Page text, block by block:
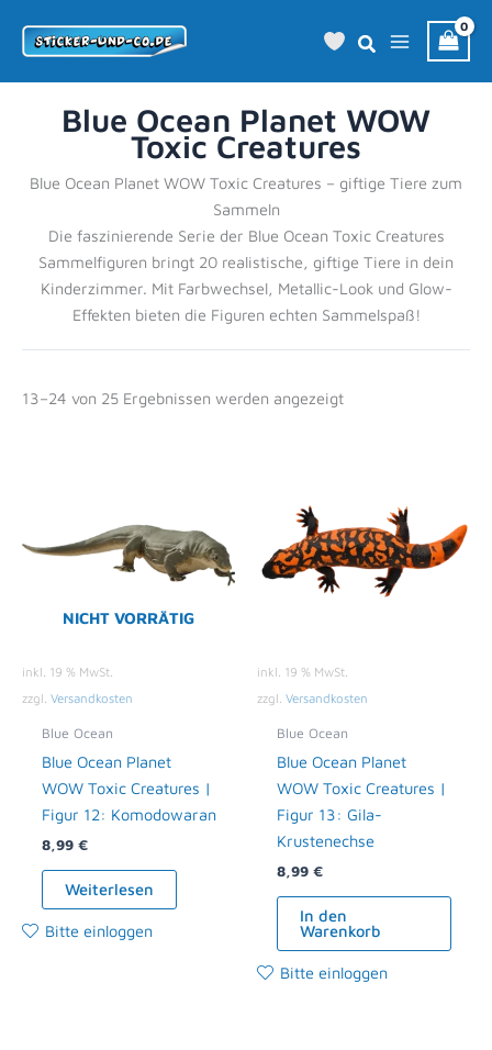
Inhalt
Blue Ocean Planet WOW
Toxic Creatures
Blue Ocean Planet WOW Toxic Creatures – giftige Tiere zum
Sammeln
Die faszinierende Serie der Blue Ocean Toxic Creatures
Sammelfiguren bringt 20 realistische, giftige Tiere in dein
Kinderzimmer. Mit Farbwechsel, Metallic-Look und Glow-
Effekten bieten die Figuren echten Sammelspaß!
13–24 von 25 Ergebnissen werden angezeigt
NICHT VORRÄTIG
inkl. 19 % MwSt.
zzgl. Versandkosten
Blue Ocean
Blue Ocean Planet
WOW Toxic Creatures |
Figur 12: Komodowaran
8,99 €
Weiterlesen
Bitte einloggen
inkl. 19 % MwSt.
zzgl. Versandkosten
Blue Ocean
Blue Ocean Planet
WOW Toxic Creatures |
Figur 13: Gila-
Krustenechse
8,99 €
In den
Warenkorb
Bitte einloggen